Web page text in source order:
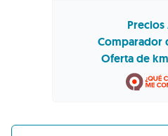
Precios
Comparador
Oferta de